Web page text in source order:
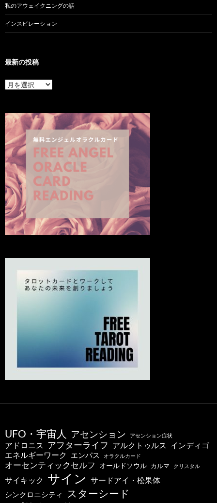
私のアウェイクニングの話
インスピレーション
最新の投稿
最
新
稿
UFO・宇宙人 アセンション アセンション症状
アドロニス アフターライフ アルクトゥルス インディゴ
エネルギーワーク エンパス オラクルカード
オーセンティックセルフ オールドソウル カルマ クリスタル
サイキック サイン サードアイ・松果体
シンクロニシティ スターシード